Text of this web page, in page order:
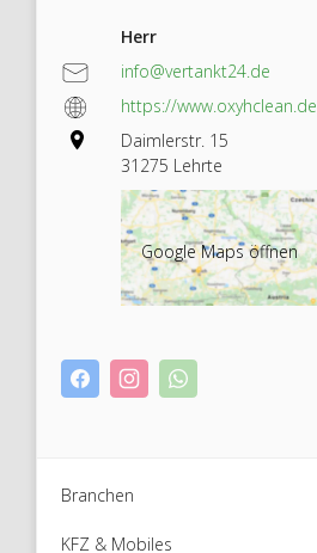
Herr
info@vertankt24.de
https://www.oxyhclean.de
Daimlerstr. 15
31275 Lehrte
Google Maps öffnen
Branchen
KFZ & Mobiles